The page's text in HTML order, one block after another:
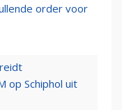
order voor
op Schiphol uit